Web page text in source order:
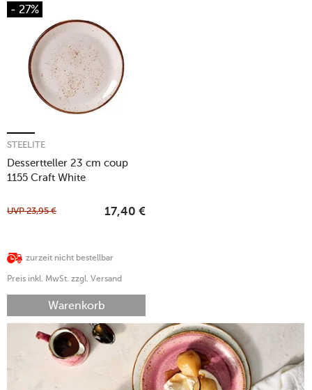
- 27%
Dessertteller 23 cm coup
1155 Craft White
STEELITE
zurzeit nicht bestellbar
UVP23,95 € 17,40 €
Preis inkl. MwSt. zzgl. Versand
Warenkorb